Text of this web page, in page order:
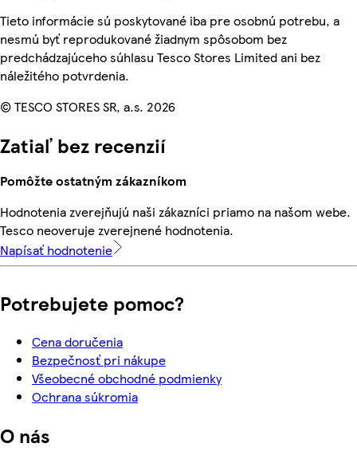
Tieto informácie sú poskytované iba pre osobnú potrebu, a
nesmú byť reprodukované žiadnym spôsobom bez
predchádzajúceho súhlasu Tesco Stores Limited ani bez
náležitého potvrdenia.
© TESCO STORES SR, a.s. 2026
Zatiaľ bez recenzií
Pomôžte ostatným zákazníkom
Hodnotenia zverejňujú naši zákazníci priamo na našom webe.
Tesco neoveruje zverejnené hodnotenia.
Napísať hodnotenie
Potrebujete pomoc?
Cena doručenia
Bezpečnosť pri nákupe
Všeobecné obchodné podmienky
Ochrana súkromia
O nás